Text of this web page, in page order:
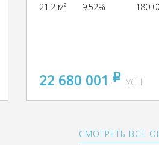
21.2 м² 9.52% 180
22 680 001 pуб
УСН
СМОТРЕТЬ ВСЕ